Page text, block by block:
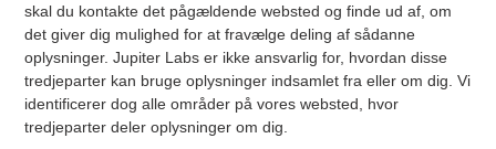
skal du kontakte det pågældende websted og finde ud af, om
det giver dig mulighed for at fravælge deling af sådanne
oplysninger. Jupiter Labs er ikke ansvarlig for, hvordan disse
tredjeparter kan bruge oplysninger indsamlet fra eller om dig. Vi
identificerer dog alle områder på vores websted, hvor
tredjeparter deler oplysninger om dig.